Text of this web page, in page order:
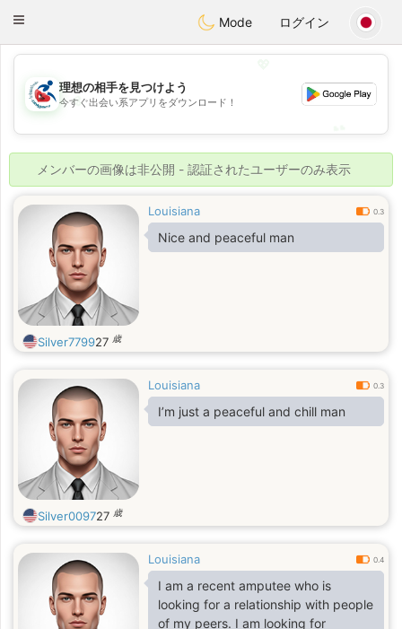
Handi Space
Toggle
Mode ログイン
💖
💕
理想の相手を見つけよう
今すぐ出会い系アプリをダウンロード！
メンバーの画像は非公開 - 認証されたユーザーのみ表示
Louisiana 0.3
Nice and peaceful man
Silver779927 歳
Louisiana 0.3
I’m just a peaceful and chill man
Silver009727 歳
Louisiana 0.4
I am a recent amputee who is
looking for a relationship with people
of my peers. I am looking for